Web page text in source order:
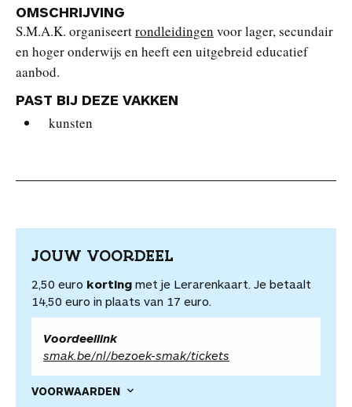
OMSCHRIJVING
S.M.A.K. organiseertrondleidingen voor lager, secundair
en hoger onderwijs en heeft een uitgebreid educatief
aanbod.
PAST BIJ DEZE VAKKEN
kunsten
JOUW VOORDEEL
2,50 euro korting met je Lerarenkaart. Je betaalt
14,50 euro in plaats van 17 euro.
Voordeellink
smak.be/nl/bezoek-smak/tickets
VOORWAARDEN